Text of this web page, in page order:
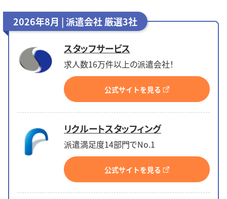
2026年8月 | 派遣会社 厳選3社
スタッフサービス
求人数16万件以上の派遣会社！
公式サイトを見る
リクルートスタッフィング
派遣満足度14部門でNo.1
公式サイトを見る